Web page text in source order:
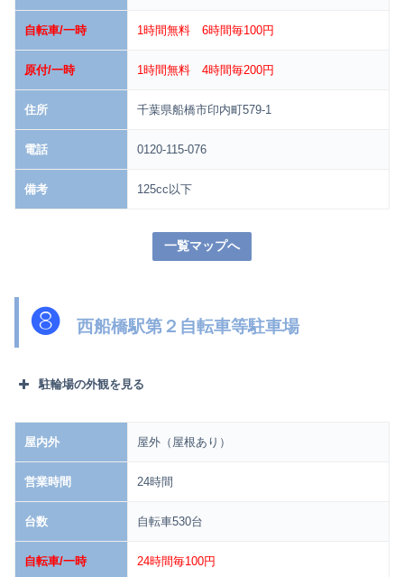
自転車/一時 1時間無料 6時間毎100円
原付/一時 1時間無料 4時間毎200円
住所 千葉県船橋市印内町579-1
電話 0120-115-076
備考 125cc以下
一覧マップへ
❽西船橋駅第２自転車等駐車場
駐輪場の外観を見る
屋内外 屋外（屋根あり）
営業時間 24時間
台数 自転車530台
自転車/一時 24時間毎100円